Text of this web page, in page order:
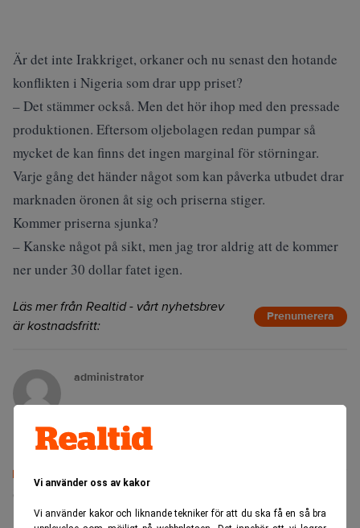
Vi använder oss av kakor
Vi använder kakor och liknande tekniker för att du ska få en så bra
Är det inte Irakkriget, orkaner och nu senast den hotande
konflikten i Nigeria som drar upp priset?
– Det stämmer också. Men det hör ihop med den pressade
produktionen. Eftersom oljebolagen redan pumpar så
mycket de kan finns det ingen marginal för störningar.
Varje gång det händer något som kan påverka utbudet drar
marknaden öronen åt sig och priserna stiger.
Kommer priserna sjunka?
– Kanske något på sikt, men jag tror aldrig att de kommer
ner under 30 dollar fatet igen.
Läs mer från Realtid - vårt nyhetsbrev
är kostnadsfritt:
Prenumerera
administrator
Senaste lediga jobben